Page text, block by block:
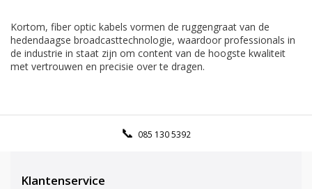
Kortom, fiber optic kabels vormen de ruggengraat van de
hedendaagse broadcasttechnologie, waardoor professionals in
de industrie in staat zijn om content van de hoogste kwaliteit
met vertrouwen en precisie over te dragen.
085 130 5392
Klantenservice